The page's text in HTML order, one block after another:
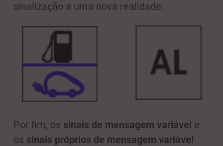
sinalização a uma nova realidade.
Por fim, os sinais de mensagem variável e
os sinais próprios de mensagem variável